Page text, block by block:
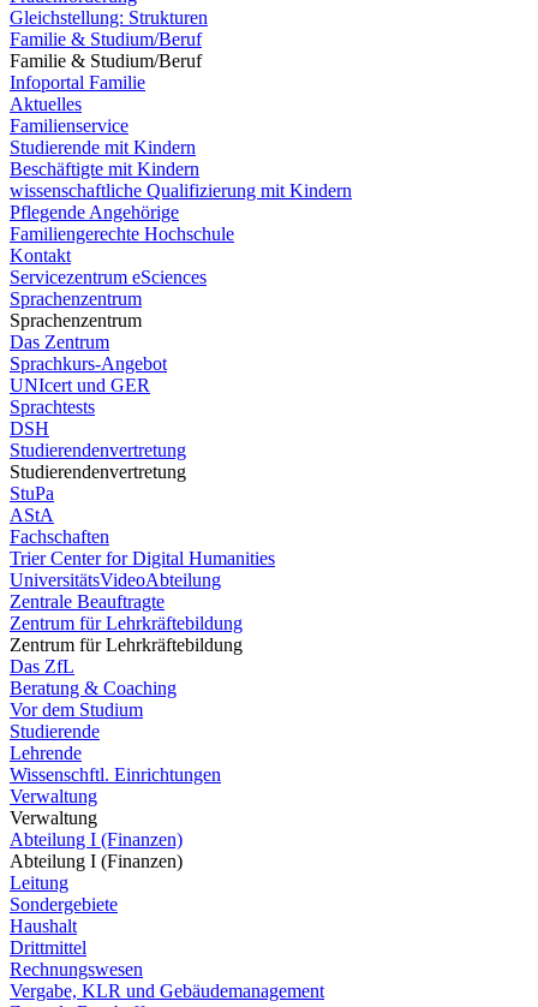
Gleichstellung: Strukturen
Familie & Studium/Beruf
Familie & Studium/Beruf
Infoportal Familie
Aktuelles
Familienservice
Studierende mit Kindern
Beschäftigte mit Kindern
wissenschaftliche Qualifizierung mit Kindern
Pflegende Angehörige
Familiengerechte Hochschule
Kontakt
Servicezentrum eSciences
Sprachenzentrum
Sprachenzentrum
Das Zentrum
Sprachkurs-Angebot
UNIcert und GER
Sprachtests
DSH
Studierendenvertretung
Studierendenvertretung
StuPa
AStA
Fachschaften
Trier Center for Digital Humanities
UniversitätsVideoAbteilung
Zentrale Beauftragte
Zentrum für Lehrkräftebildung
Zentrum für Lehrkräftebildung
Das ZfL
Beratung & Coaching
Vor dem Studium
Studierende
Lehrende
Wissenschftl. Einrichtungen
Verwaltung
Verwaltung
Abteilung I (Finanzen)
Abteilung I (Finanzen)
Leitung
Sondergebiete
Haushalt
Drittmittel
Rechnungswesen
Vergabe, KLR und Gebäudemanagement